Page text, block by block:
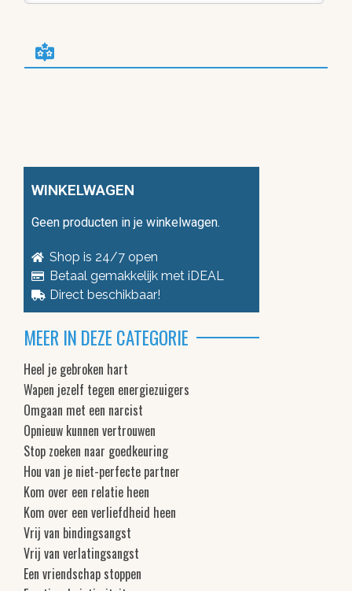
WINKELWAGEN
Geen producten in je winkelwagen.
Shop is 24/7 open
Betaal gemakkelijk met iDEAL
Direct beschikbaar!
MEER IN DEZE CATEGORIE
Heel je gebroken hart
Wapen jezelf tegen energiezuigers
Omgaan met een narcist
Opnieuw kunnen vertrouwen
Stop zoeken naar goedkeuring
Hou van je niet-perfecte partner
Kom over een relatie heen
Kom over een verliefdheid heen
Vrij van bindingsangst
Vrij van verlatingsangst
Een vriendschap stoppen